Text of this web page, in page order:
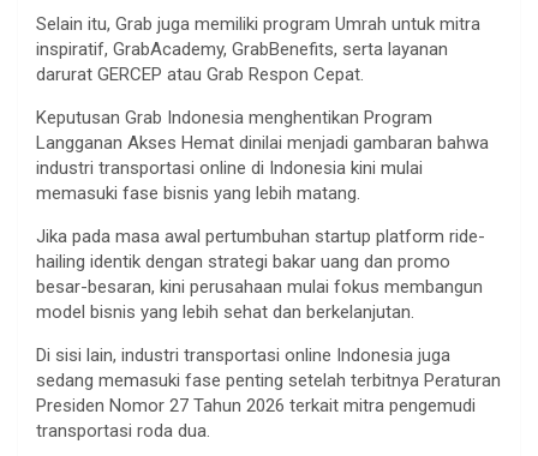
Selain itu, Grab juga memiliki program Umrah untuk mitra
inspiratif, GrabAcademy, GrabBenefits, serta layanan
darurat GERCEP atau Grab Respon Cepat.
Keputusan Grab Indonesia menghentikan Program
Langganan Akses Hemat dinilai menjadi gambaran bahwa
industri transportasi online di Indonesia kini mulai
memasuki fase bisnis yang lebih matang.
Jika pada masa awal pertumbuhan startup platform ride-
hailing identik dengan strategi bakar uang dan promo
besar-besaran, kini perusahaan mulai fokus membangun
model bisnis yang lebih sehat dan berkelanjutan.
Di sisi lain, industri transportasi online Indonesia juga
sedang memasuki fase penting setelah terbitnya Peraturan
Presiden Nomor 27 Tahun 2026 terkait mitra pengemudi
transportasi roda dua.